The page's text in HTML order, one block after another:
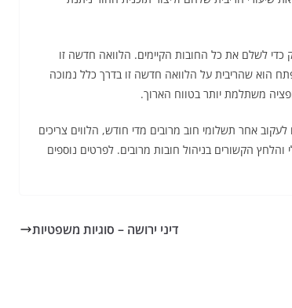
כדי לשלם את כל החובות הקיימים. הלוואה חדשה זו
הוא שהריבית על הלוואה חדשה זו בדרך כלל נמוכה
משתלמת יותר בטווח הארוך.
אחר תשלומי חוב מרובים מדי חודש, הלווים צריכים
הקשורים בניהול חובות מרובים. לפרטים נוספים
דיני ירושה – סוגיות משפטיות